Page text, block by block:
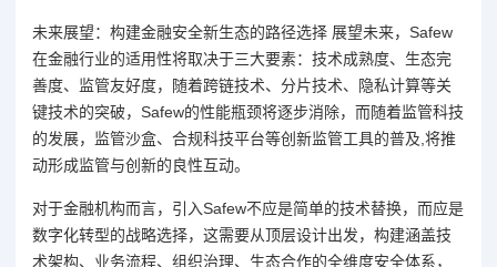
未来展望：构建金融安全新生态的路径选择 展望未来，Safew
在金融行业的适用性将取决于三大要素：技术成熟度、生态完
善度、监管友好度，随着跨链技术、分片技术、隐私计算等关
键技术的突破，Safew的性能瓶颈将逐步消除，而随着监管科技
的发展，监管沙盒、合规科技平台等创新监管工具的普及,将推
动形成监管与创新的良性互动。
对于金融机构而言，引入Safew不应是简单的技术替换，而应是
数字化转型的战略选择，这需要从顶层设计出发，构建涵盖技
术架构、业务流程、组织治理、生态合作的全维度安全体系，